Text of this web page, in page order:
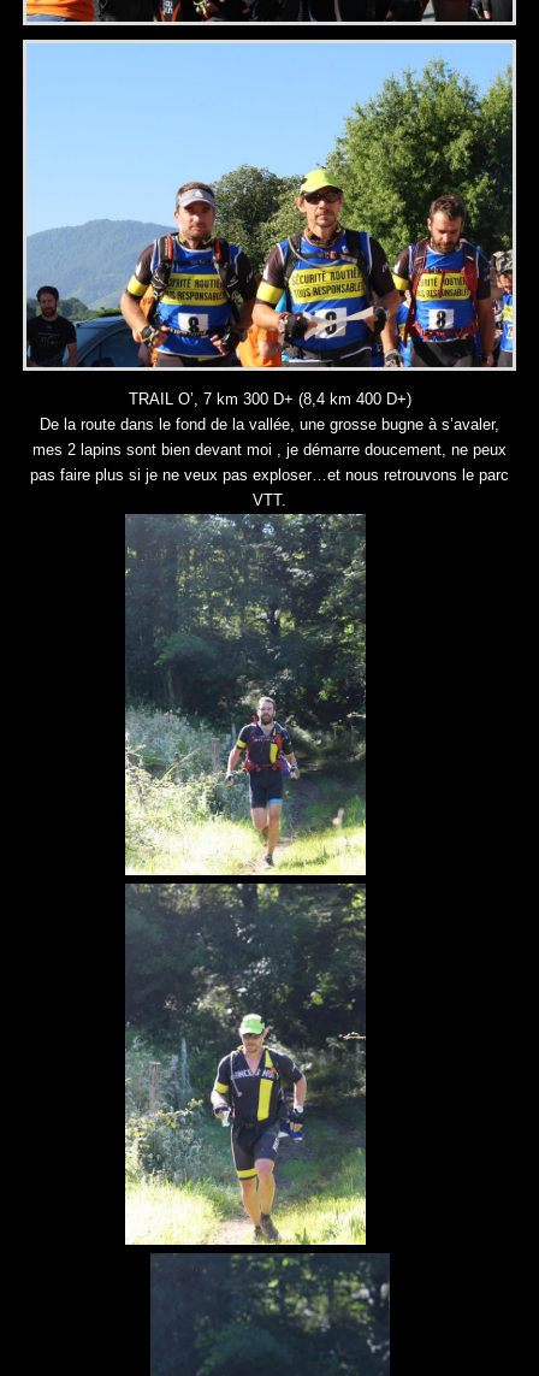
TRAIL O’, 7 km 300 D+ (8,4 km 400 D+)
De la route dans le fond de la vallée, une grosse bugne à s’avaler,
mes 2 lapins sont bien devant moi , je démarre doucement, ne peux
pas faire plus si je ne veux pas exploser…et nous retrouvons le parc
VTT.